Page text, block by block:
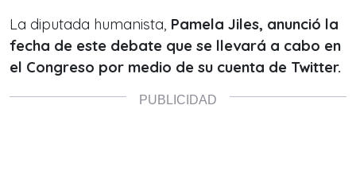
La diputada humanista, Pamela Jiles, anunció la
fecha de este debate que se llevará a cabo en
el Congreso por medio de su cuenta de Twitter.